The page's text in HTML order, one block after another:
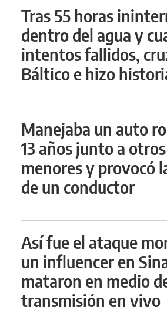
Tras 55 horas
dentro del agua y
intentos fallidos,
Báltico e hizo
Manejaba un auto
13 años junto a
menores y provocó
de un conductor
Así fue el ataque
un influencer en
mataron en medio
transmisión en vivo